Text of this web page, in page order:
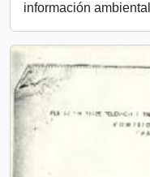
información